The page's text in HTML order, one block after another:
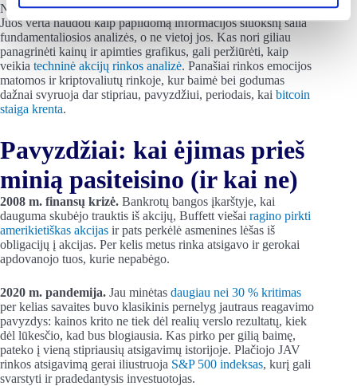
Nė vienas iš šių įrankių nėra pirkimo ar pardavimo mygtukas.
Juos verta naudoti kaip papildomą informacijos sluoksnį šalia
fundamentaliosios analizės, o ne vietoj jos. Kas nori giliau
panagrinėti kainų ir apimties grafikus, gali peržiūrėti, kaip
veikia techninė akcijų rinkos analizė. Panašiai rinkos emocijos
matomos ir kriptovaliutų rinkoje, kur baimė bei godumas
dažnai svyruoja dar stipriau, pavyzdžiui, periodais, kai bitcoin
staiga krenta.
Pavyzdžiai: kai ėjimas prieš
minią pasiteisino (ir kai ne)
2008 m. finansų krizė. Bankrotų bangos įkarštyje, kai
dauguma skubėjo trauktis iš akcijų, Buffett viešai ragino pirkti
amerikietiškas akcijas ir pats perkėlė asmenines lėšas iš
obligacijų į akcijas. Per kelis metus rinka atsigavo ir gerokai
apdovanojo tuos, kurie nepabėgo.
2020 m. pandemija. Jau minėtas daugiau nei 30 % kritimas
per kelias savaites buvo klasikinis pernelyg jautraus reagavimo
pavyzdys: kainos krito ne tiek dėl realių verslo rezultatų, kiek
dėl lūkesčio, kad bus blogiausia. Kas pirko per gilią baimę,
pateko į vieną stipriausių atsigavimų istorijoje. Plačiojo JAV
rinkos atsigavimą gerai iliustruoja S&P 500 indeksas, kurį gali
svarstyti ir pradedantysis investuotojas.